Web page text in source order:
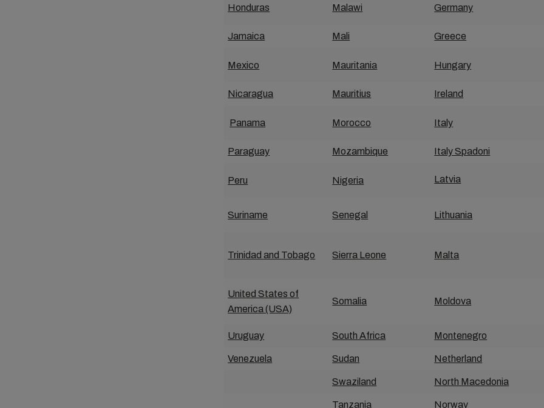
Honduras Malawi Germany
Jamaica Mali Greece
Mexico Mauritania Hungary
Nicaragua Mauritius Ireland
Panama Morocco Italy
Paraguay Mozambique Italy Spadoni
Peru Nigeria Latvia
Suriname Senegal Lithuania
Trinidad and Tobago Sierra Leone Malta
United States of
America (USA)
Somalia Moldova
Uruguay South Africa Montenegro
Venezuela Sudan Netherland
Swaziland North Macedonia
Tanzania Norway